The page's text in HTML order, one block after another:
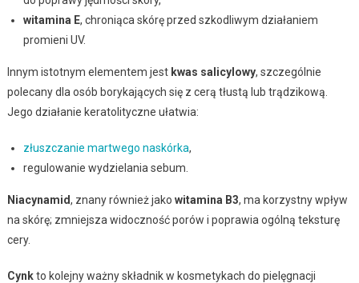
witamina E, chroniąca skórę przed szkodliwym działaniem
promieni UV.
Innym istotnym elementem jest kwas salicylowy, szczególnie
polecany dla osób borykających się z cerą tłustą lub trądzikową.
Jego działanie keratolityczne ułatwia:
złuszczanie martwego naskórka,
regulowanie wydzielania sebum.
Niacynamid, znany również jako witamina B3, ma korzystny wpływ
na skórę; zmniejsza widoczność porów i poprawia ogólną teksturę
cery.
Cynkto kolejny ważny składnik w kosmetykach do pielęgnacji